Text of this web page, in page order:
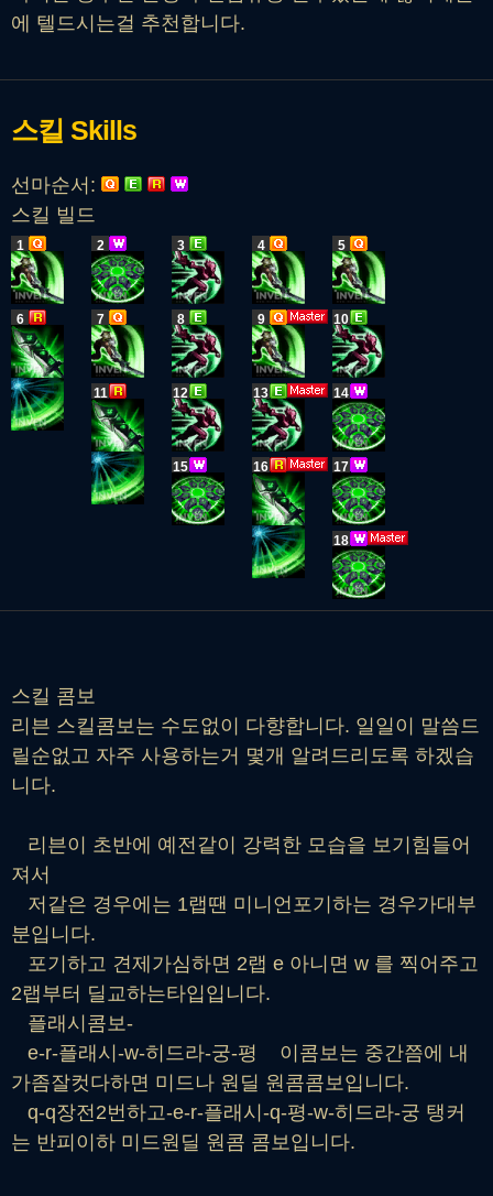
에 텔드시는걸 추천합니다.
스킬 Skills
선마순서:
스킬 빌드
1 2 3 4 5
6 7 8 9 10
11 12 13 14
15 16 17
18
스킬 콤보
리븐 스킬콤보는 수도없이 다향합니다. 일일이 말씀드
릴순없고 자주 사용하는거 몇개 알려드리도록 하겠습
니다.
리븐이 초반에 예전같이 강력한 모습을 보기힘들어
져서
저같은 경우에는 1랩땐 미니언포기하는 경우가대부
분입니다.
포기하고 견제가심하면 2랩 e 아니면 w 를 찍어주고
2랩부터 딜교하는타입입니다.
플래시콤보-
e-r-플래시-w-히드라-궁-평 이콤보는 중간쯤에 내
가좀잘컷다하면 미드나 원딜 원콤콤보입니다.
q-q장전2번하고-e-r-플래시-q-평-w-히드라-궁 탱커
는 반피이하 미드원딜 원콤 콤보입니다.